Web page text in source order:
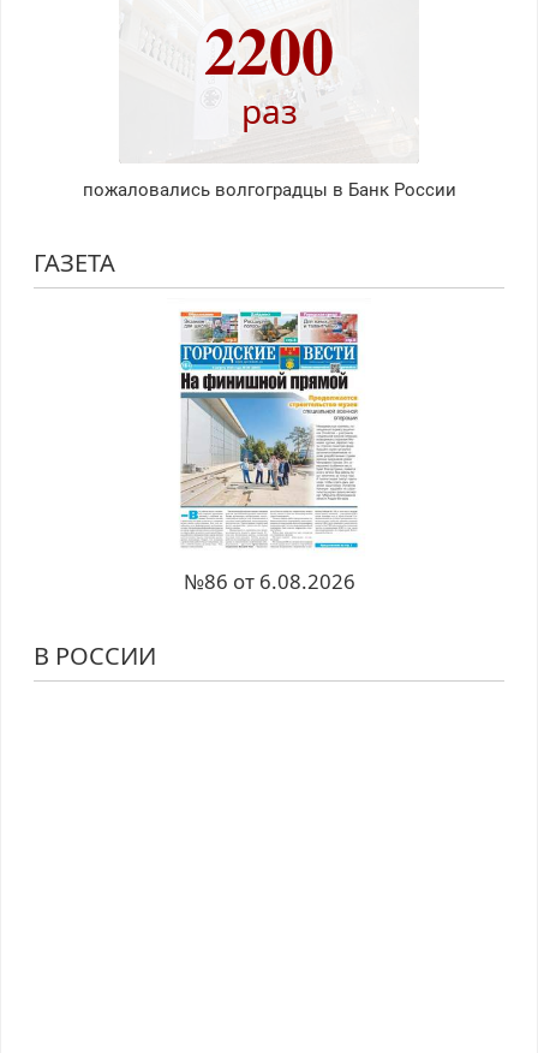
2200
раз
пожаловались волгоградцы в Банк России
ГАЗЕТА
№86 от 6.08.2026
В РОССИИ